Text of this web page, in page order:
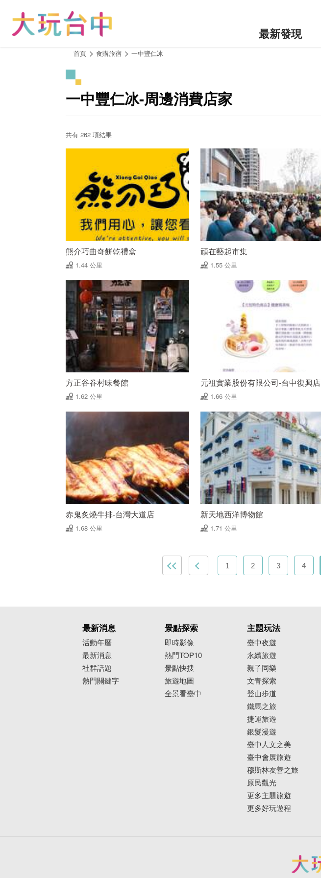
最新發現
首頁 食購旅宿 一中豐仁冰
一中豐仁冰-周邊消費店家
共有 262 項結果
熊介巧曲奇餅乾禮盒
1.44 公里
頑在藝起市集
1.55 公里
方正谷眷村味餐館
1.62 公里
元祖實業股份有限公司-台中復興店
1.66 公里
赤鬼炙燒牛排-台灣大道店
1.68 公里
新天地西洋博物館
1.71 公里
1 2 3 4
最新消息
活動年曆
最新消息
社群話題
熱門關鍵字
景點探索
即時影像
熱門TOP10
景點快搜
旅遊地圖
全景看臺中
主題玩法
臺中夜遊
永續旅遊
親子同樂
文青探索
登山步道
鐵馬之旅
捷運旅遊
銀髮漫遊
臺中人文之美
臺中會展旅遊
穆斯林友善之旅
原民觀光
更多主題旅遊
更多好玩遊程